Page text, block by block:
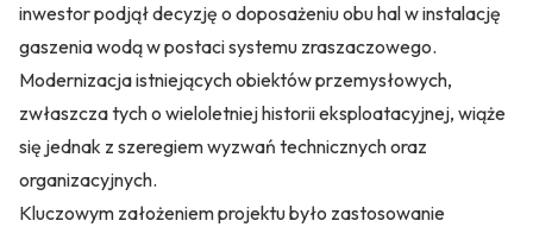
inwestor podjął decyzję o doposażeniu obu hal w instalację
gaszenia wodą w postaci systemu zraszaczowego.
Modernizacja istniejących obiektów przemysłowych,
zwłaszcza tych o wieloletniej historii eksploatacyjnej, wiąże
się jednak z szeregiem wyzwań technicznych oraz
organizacyjnych.
Kluczowym założeniem projektu było zastosowanie